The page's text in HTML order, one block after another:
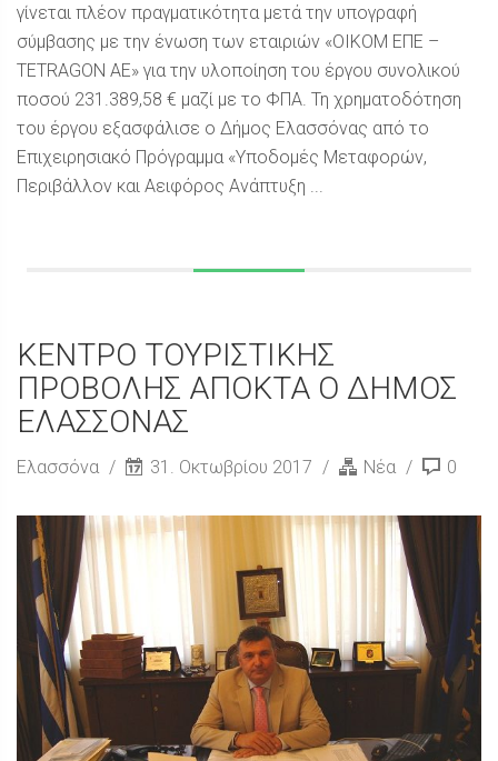
γίνεται πλέον πραγματικότητα μετά την υπογραφή
σύμβασης με την ένωση των εταιριών «ΟΙΚΟΜ ΕΠΕ –
TETRAGON ΑΕ» για την υλοποίηση του έργου συνολικού
ποσού 231.389,58 € μαζί με το ΦΠΑ. Τη χρηματοδότηση
του έργου εξασφάλισε ο Δήμος Ελασσόνας από το
Επιχειρησιακό Πρόγραμμα «Υποδομές Μεταφορών,
Περιβάλλον και Αειφόρος Ανάπτυξη ...
ΚΕΝΤΡΟ ΤΟΥΡΙΣΤΙΚΗΣ
ΠΡΟΒΟΛΗΣ ΑΠΟΚΤΑ Ο ΔΗΜΟΣ
ΕΛΑΣΣΟΝΑΣ
Ελασσόνα 31. Οκτωβρίου 2017 Νέα 0